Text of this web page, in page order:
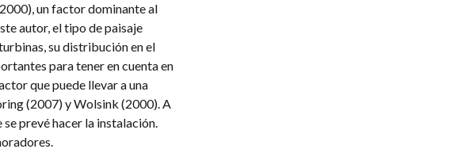
un factor dominante al
autor, el tipo de paisaje
su distribución en el
para tener en cuenta en
que puede llevar a una
(2007) y Wolsink (2000). A
prevé hacer la instalación.